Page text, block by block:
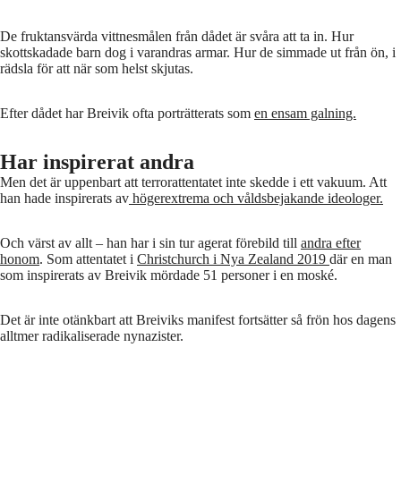
De fruktansvärda vittnesmålen från dådet är svåra att ta in. Hur
skottskadade barn dog i varandras armar. Hur de simmade ut från ön, i
rädsla för att när som helst skjutas.
Efter dådet har Breivik ofta porträtterats som en ensam galning.
Har inspirerat andra
Men det är uppenbart att terrorattentatet inte skedde i ett vakuum. Att
han hade inspirerats av högerextrema och våldsbejakande ideologer.
Och värst av allt – han har i sin tur agerat förebild till andra efter
honom. Som attentatet i Christchurch i Nya Zealand 2019 där en man
som inspirerats av Breivik mördade 51 personer i en moské.
Det är inte otänkbart att Breiviks manifest fortsätter så frön hos dagens
alltmer radikaliserade nynazister.